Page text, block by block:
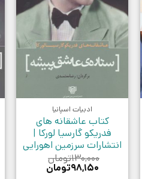
ادبیات اسپانیا
کتاب عاشقانه های
فدریکو گارسیا لورکا |
انتشارات سرزمین اهورایی
۱۳۰,۰۰۰تومان
قیمت
۹۸,۱۵۰تومان